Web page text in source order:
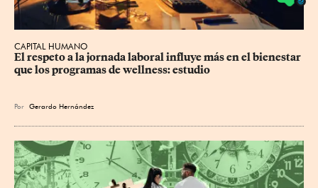
CAPITAL HUMANO
El respeto a la jornada laboral influye más en el bienestar
que los programas de wellness: estudio
Por Gerardo Hernández